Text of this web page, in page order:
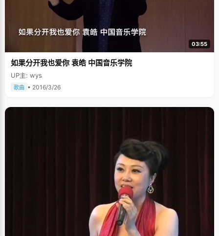
03:55
如果分开我也爱你 袁皓 中国音乐学院
UP主: wys
歌曲 • 2016/3/26